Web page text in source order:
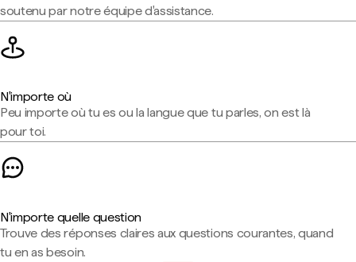
soutenu par notre équipe d'assistance.
N'importe où
Peu importe où tu es ou la langue que tu parles, on est là
pour toi.
N'importe quelle question
Trouve des réponses claires aux questions courantes, quand
tu en as besoin.